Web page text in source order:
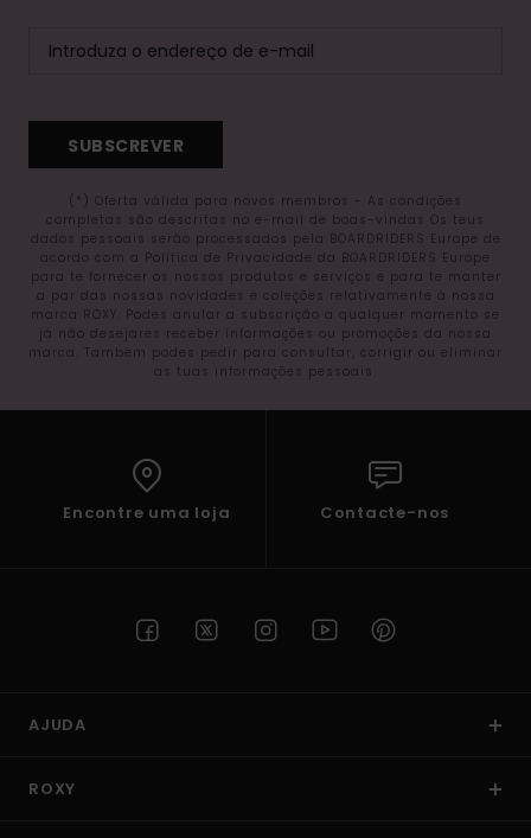
SUBSCREVER
(*) Oferta válida para novos membros - As condições
completas são descritas no e-mail de boas-vindas Os teus
dados pessoais serão processados pela BOARDRIDERS Europe de
acordo com a Política de Privacidade da BOARDRIDERS Europe
para te fornecer os nossos produtos e serviços e para te manter
a par das nossas novidades e coleções relativamente à nossa
marca ROXY. Podes anular a subscrição a qualquer momento se
já não desejares receber informações ou promoções da nossa
marca. Também podes pedir para consultar, corrigir ou eliminar
as tuas informações pessoais.
Encontre uma loja Contacte-nos
AJUDA
ROXY